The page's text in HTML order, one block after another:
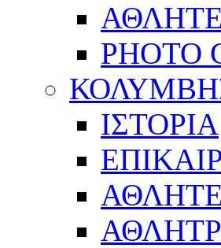
PHOTO
ΙΣΤΟΡΙΑ